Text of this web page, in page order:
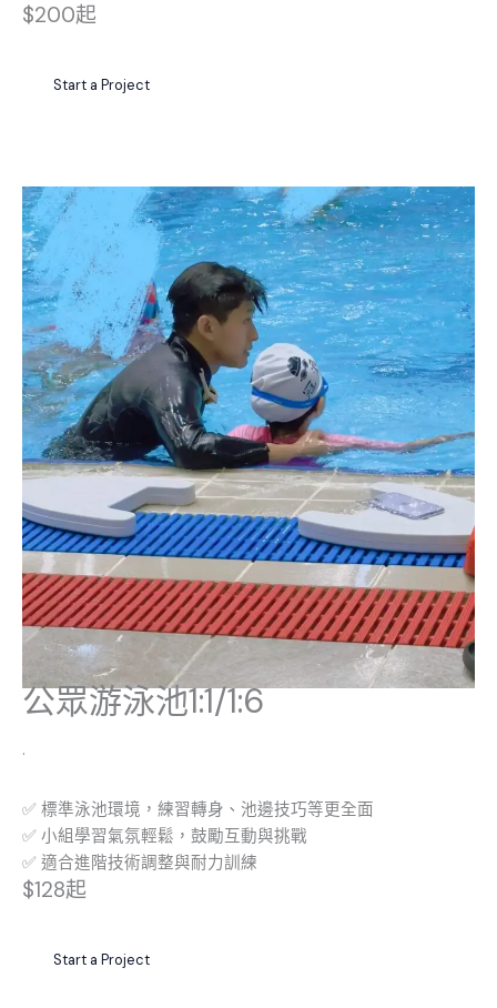
$200起
Start a Project
公眾游泳池1:1/1:6
.
✅ 標準泳池環境，練習轉身、池邊技巧等更全面
✅ 小組學習氣氛輕鬆，鼓勵互動與挑戰
✅ 適合進階技術調整與耐力訓練
$128起
Start a Project